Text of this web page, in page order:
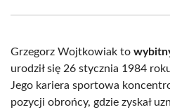
(Twitter)
Grzegorz Wojtkowiak to
urodził się 26 stycznia 1984
Jego kariera sportowa
pozycji obrońcy, gdzie zyskał